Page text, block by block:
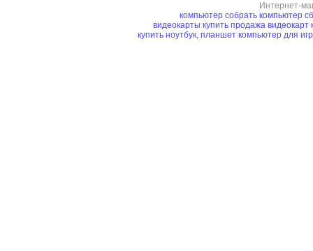
Интернет-
компьютер собрать компьютер
видеокарты купить продажа видеокарт
купить ноутбук, планшет компьютер для